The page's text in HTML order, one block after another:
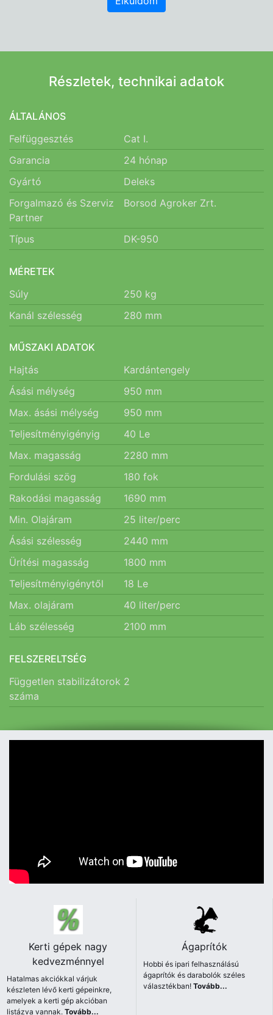
Részletek, technikai adatok
ÁLTALÁNOS
Felfüggesztés
Cat I.
Garancia
24 hónap
Gyártó
Deleks
Forgalmazó és Szerviz
Partner
Borsod Agroker Zrt.
Típus DK-950
MÉRETEK
Súly
250 kg
Kanál szélesség
280 mm
MŰSZAKI ADATOK
Hajtás
Kardántengely
Ásási mélység
950 mm
Max. ásási mélység
950 mm
Teljesítményigényig
40 Le
Max. magasság
2280 mm
Fordulási szög
180fok
Rakodási magasság
1690 mm
Min. Olajáram
25 liter/perc
Ásási szélesség
2440 mm
Ürítési magasság
1800 mm
Teljesítményigénytől
18 Le
Max. olajáram
40 liter/perc
Láb szélesség
2100 mm
FELSZERELTSÉG
Független stabilizátorok
száma
2
Kerti gépek nagy
kedvezménnyel
Hatalmas akciókkal várjuk
készleten lévő kerti gépeinkre,
amelyek a kerti gép akcióban
listázva vannak.Tovább...
Ágaprítók
Hobbi és ipari felhasználású
ágaprítók és darabolók széles
választékban!Tovább...